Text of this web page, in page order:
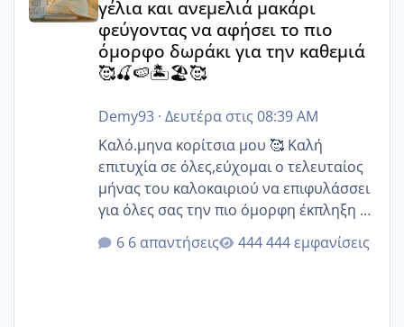
γέλια και ανεμελιά μακάρι
φεύγοντας να αφήσει το πιο
όμορφο δωράκι για την καθεμιά
🥰🍒🍉🏝️🏖️🥰
Demy93· Δευτέρα στις 08:39 AM
Καλό.μηνα κορίτσια μου 🥰 Καλή
επιτυχία σε όλες,εύχομαι ο τελευταίος
μήνας του καλοκαιριού να επιφυλάσσει
για όλες σας την πιο όμορφη έκπληξη 🧿
@Elk @Melikara86 @Παρασκευαιδου
@Zenia z @melitiniღ @Christi.D.
6 απαντήσεις 444 εμφανίσεις